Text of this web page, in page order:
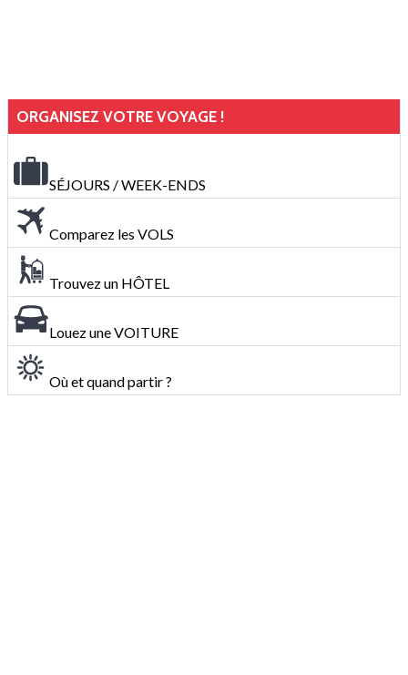
ORGANISEZ VOTRE VOYAGE !
SÉJOURS / WEEK-ENDS
Comparez les VOLS
Trouvez un HÔTEL
Louez une VOITURE
Où et quand partir ?